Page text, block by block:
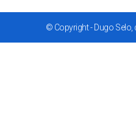
© Copyright - Dugo